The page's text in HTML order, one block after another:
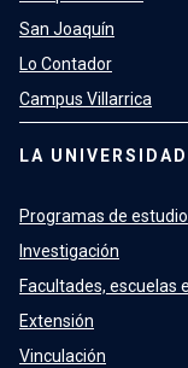
San Joaquín
Lo Contador
Campus Villarrica
LA UNIVERSIDAD
Programas de estudio
Investigación
Facultades, escuelas
Extensión
Vinculación